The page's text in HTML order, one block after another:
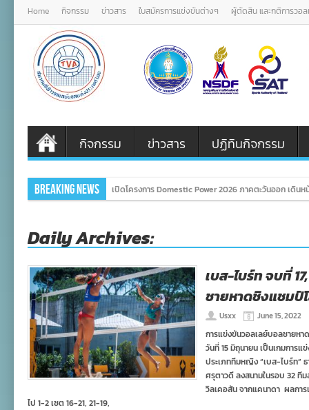
Home กิจกรรม ข่าวสาร ใบสมัครการแข่งขันต่างๆ ผู้ตัดสิน และกติการวอ
กิจกรรม ข่าวสาร ปฏิทินกิจกรรม
Breaking News เปิดโครงการ Domestic Power 2026 ภาคตะวันออก เดิน
Daily Archives:
เบส-ไบร์ท จบที่
ชายหาดชิงแชมป์
Usxx June 15, 2022
การแข่งขันวอลเลย์บอลชายห
วันที่ 15 มิถุนายน เป็นเกมการ
ประเภททีมหญิง “เบส-ไบร์ท”
ศรุตาวดี ลงสนามในรอบ 32 ที
วิลเคอสัน จากแคนาดา ผลการ
ไป 1-2 เซต 16-21, 21-19,